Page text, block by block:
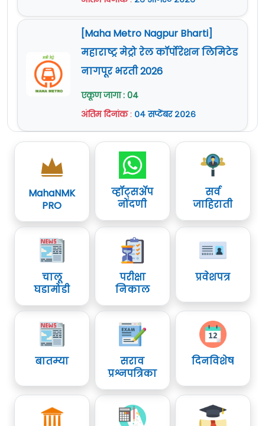
[Maha Metro Nagpur Bharti]
महाराष्ट्र मेट्रो रेल कॉर्पोरेशन लिमिटेड
नागपूर भरती 2026
एकूण जागा : 04
अंतिम दिनांक: ०४ सप्टेंबर २०२६
MahaNMK
PRO
व्हॉट्सॲप
नोंदणी
सर्व
जाहिराती
चालू
घडामोडी
परीक्षा
निकाल
प्रवेशपत्र
बातम्या
सराव
प्रश्नपत्रिका
दिनविशेष